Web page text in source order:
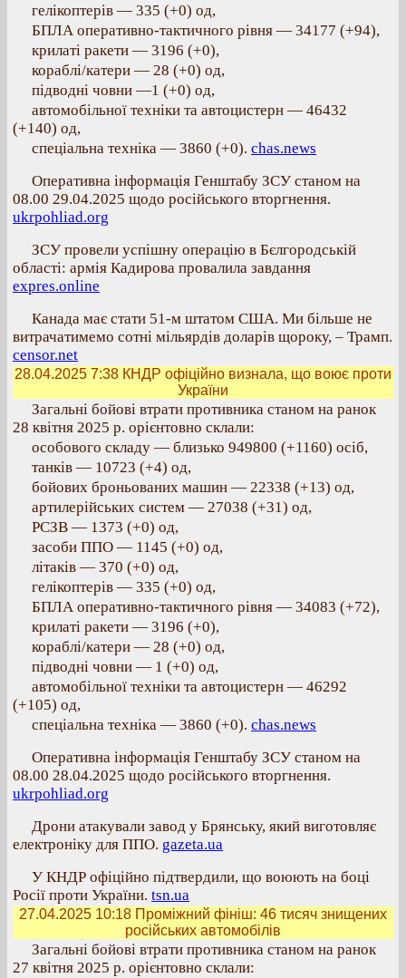
гелікоптерів — 335 (+0) од,
БПЛА оперативно-тактичного рівня — 34177 (+94),
крилаті ракети — 3196 (+0),
кораблі/катери — 28 (+0) од,
підводні човни —1 (+0) од,
автомобільної техніки та автоцистерн — 46432
(+140) од,
спеціальна техніка — 3860 (+0). chas.news
Оперативна інформація Генштабу ЗСУ станом на
08.00 29.04.2025 щодо російського вторгнення.
ukrpohliad.org
ЗСУ провели успішну операцію в Бєлгородській
області: армія Кадирова провалила завдання
expres.online
Канада має стати 51-м штатом США. Ми більше не
витрачатимемо сотні мільярдів доларів щороку, – Трамп.
censor.net
28.04.2025 7:38 КНДР офіційно визнала, що воює проти
України
Загальні бойові втрати противника станом на ранок
28 квітня 2025 р. орієнтовно склали:
особового складу — близько 949800 (+1160) осіб,
танків — 10723 (+4) од,
бойових броньованих машин — 22338 (+13) од,
артилерійських систем — 27038 (+31) од,
РСЗВ — 1373 (+0) од,
засоби ППО — 1145 (+0) од,
літаків — 370 (+0) од,
гелікоптерів — 335 (+0) од,
БПЛА оперативно-тактичного рівня — 34083 (+72),
крилаті ракети — 3196 (+0),
кораблі/катери — 28 (+0) од,
підводні човни — 1 (+0) од,
автомобільної техніки та автоцистерн — 46292
(+105) од,
спеціальна техніка — 3860 (+0). chas.news
Оперативна інформація Генштабу ЗСУ станом на
08.00 28.04.2025 щодо російського вторгнення.
ukrpohliad.org
Дрони атакували завод у Брянську, який виготовляє
електроніку для ППО. gazeta.ua
У КНДР офіційно підтвердили, що воюють на боці
Росії проти України. tsn.ua
27.04.2025 10:18 Проміжний фініш: 46 тисяч знищених
російських автомобілів
Загальні бойові втрати противника станом на ранок
27 квітня 2025 р. орієнтовно склали: